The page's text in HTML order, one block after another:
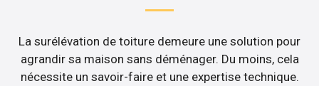
La surélévation de toiture demeure une solution pour
agrandir sa maison sans déménager. Du moins, cela
nécessite un savoir-faire et une expertise technique.